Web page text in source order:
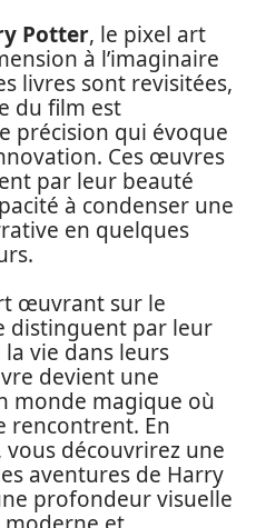
Potter, le pixel art
à l’imaginaire
livres sont revisitées,
du film est
précision qui évoque
Ces œuvres
par leur beauté
à condenser une
en quelques
œuvrant sur le
distinguent par leur
vie dans leurs
devient une
monde magique où
rencontrent. En
découvrirez une
aventures de Harry
profondeur visuelle